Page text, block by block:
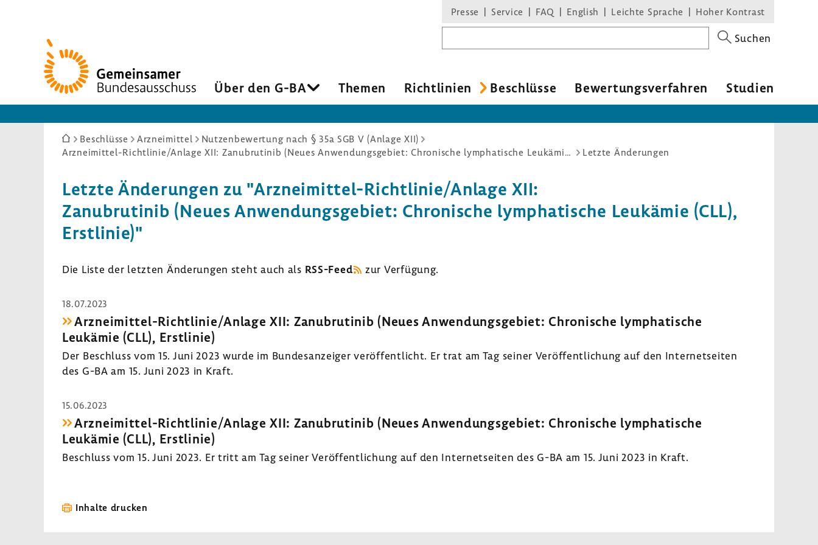
Zur
Startseite
Presse Service FAQ English Leichte Sprache Hoher Kontrast
Suchen
Über den G-BA Themen Richtlinien Beschlüsse Bewertungsverfahren Studien
Sie
sind
Beschlüsse Arzneimittel
Nutzenbewertung nach § 35a SGB V (Anlage XII)
Arzneimittel-Richtlinie/Anlage XII: Zanubrutinib (Neues Anwendungsgebiet: Chronische lymphatische Leukämie (CLL), Erstlinie)
Letzte Änderungen
Letzte Änderungen zu "Arzneimittel-Richtlinie/Anlage XII:
Zanubrutinib (Neues Anwendungsgebiet: Chronische lymphatische Leukämie (CLL),
Erstlinie)"
Die Liste der letzten Änderungen steht auch als RSS-Feed zur Verfügung.
18.07.2023
Arzneimittel-Richtlinie/Anlage XII: Zanubrutinib (Neues Anwendungsgebiet: Chronische lymphatische
Leukämie (CLL), Erstlinie)
Der Beschluss vom 15. Juni 2023 wurde im Bundesanzeiger veröffentlicht. Er trat am Tag seiner Veröffentlichung auf den Internetseiten
des G-BA am 15. Juni 2023 in Kraft.
15.06.2023
Arzneimittel-Richtlinie/Anlage XII: Zanubrutinib (Neues Anwendungsgebiet: Chronische lymphatische
Leukämie (CLL), Erstlinie)
Beschluss vom 15. Juni 2023. Er tritt am Tag seiner Veröffentlichung auf den Internetseiten des G-BA am 15. Juni 2023 in Kraft.
Inhalte drucken